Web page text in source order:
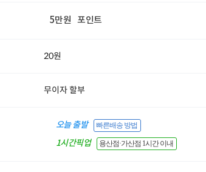
5만원 포인트
20원
무이자 할부
오늘 출발 빠른배송 방법
1시간픽업 용산점·가산점 1시간 이내